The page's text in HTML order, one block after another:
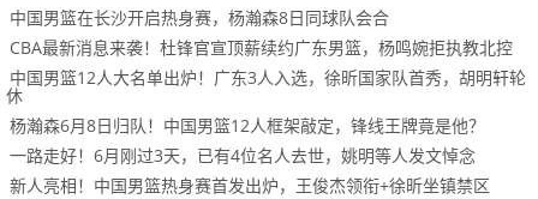
中国男篮在长沙开启热身赛，杨瀚森8日同球队会合
CBA最新消息来袭！杜锋官宣顶薪续约广东男篮，杨鸣婉拒执教北控
中国男篮12人大名单出炉！广东3人入选，徐昕国家队首秀，胡明轩轮
休
杨瀚森6月8日归队！中国男篮12人框架敲定，锋线王牌竟是他？
一路走好！6月刚过3天，已有4位名人去世，姚明等人发文悼念
新人亮相！中国男篮热身赛首发出炉，王俊杰领衔+徐昕坐镇禁区